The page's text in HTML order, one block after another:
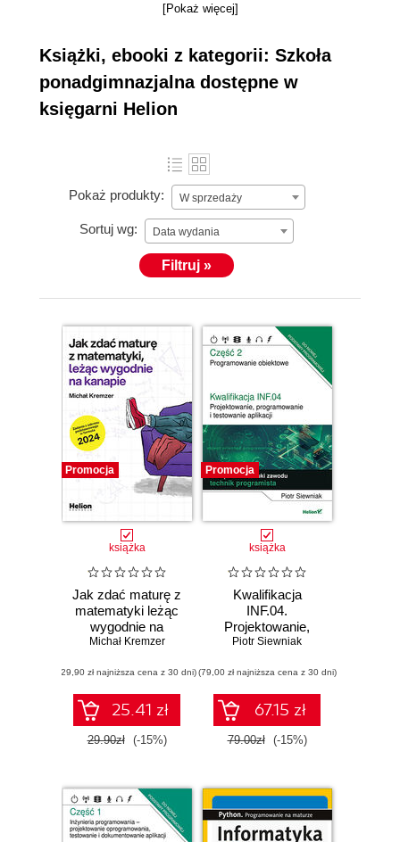
trudności, jeśli tylko nauka opierać się będzie na
[Pokaż więcej]
Książki, ebooki z kategorii: Szkoła
ponadgimnazjalna dostępne w
księgarni Helion
Pokaż produkty: W sprzedaży
Sortuj wg: Data wydania
Filtruj »
Promocja
książka
Jak zdać maturę z
matematyki leżąc
wygodnie na
kanapie. Zadania z
podstawowego w
formule 2024
Michał Kremzer
(29,90 zł najniższa cena z 30 dni)
25.41 zł
29.90zł (-15%)
Promocja
książka
Kwalifikacja
INF.04.
Projektowanie,
programowanie i
aplikacji. Część 2.
Programowanie
obiektowe.
Podręcznik do
nauki zawodu
Piotr Siewniak
(79,00 zł najniższa cena z 30 dni)
67.15 zł
79.00zł (-15%)